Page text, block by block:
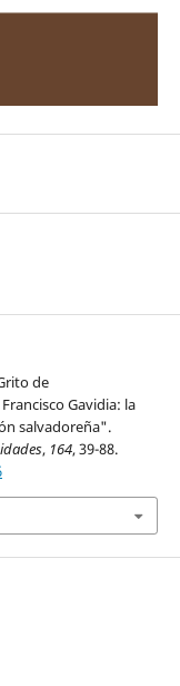
de
Gavidia: la
salvadoreña".
, 164, 39-88.